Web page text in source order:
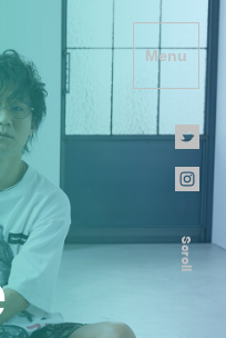
Menu
Scroll